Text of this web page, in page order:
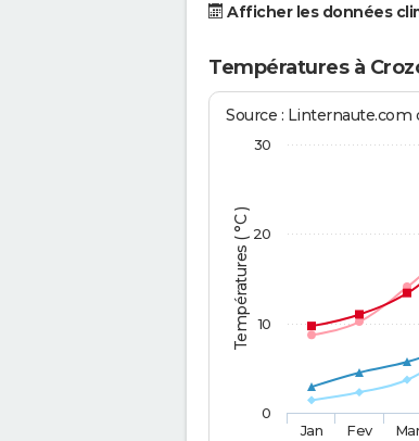
Afficher les données
Températures à
Températures ( °C )
Source : Linternaute.com
Jan Fev
0
10
20
30